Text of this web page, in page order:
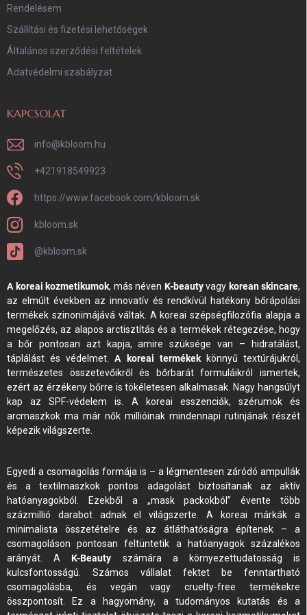
Rendelésem
Szállítási és fizetési lehetőségek
Általános szerződési feltételek
Adatvédelmi szabályzat
KAPCSOLAT
info@kbloom.hu
+421918549923
https://www.facebook.com/kbloom.sk
kbloom.sk
@kbloom.sk
A koreai kozmetikumok, más néven K-beautyvagy korean skincare,
az elmúlt években az innovatív és rendkívül hatékony bőrápolási
termékek szinonimájává váltak. A koreai szépségfilozófia alapja a
megelőzés, az alapos arctisztítás és a termékek rétegezése, hogy
a bőr pontosan azt kapja, amire szüksége van – hidratálást,
táplálást és védelmet.A koreai termékekkönnyű textúrájukról,
természetes összetevőikről és bőrbarát formuláikról ismertek,
ezért az érzékeny bőrre is tökéletesen alkalmasak. Nagy hangsúlyt
kap az SPF-védelem is. A koreai esszenciák, szérumok és
arcmaszkok ma már nők millióinak mindennapi rutinjának részét
képezik világszerte.
Egyedi a csomagolás formája is – a légmentesen záródó ampullák
és a textilmaszkok pontos adagolást biztosítanak az aktív
hatóanyagokból. Ezekből a „mask packokból” évente több
százmillió darabot adnak el világszerte. A koreai márkák a
minimalista összetételre és az átláthatóságra építenek – a
csomagoláson pontosan feltüntetik a hatóanyagok százalékos
arányát. A K-Beauty számára a környezettudatosság is
kulcsfontosságú. Számos vállalat fektet be fenntartható
csomagolásba, és vegán vagy cruelty-free termékekre
összpontosít. Ez a hagyomány, a tudományos kutatás és a